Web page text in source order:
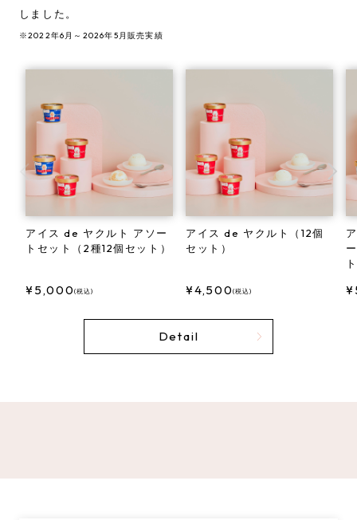
しました。
※2022年6月～2026年5月販売実績
アイス de ヤクルト アソー
トセット（2種12個セット）
5,000(税込)
アイス de ヤクルト（12個
セット）
4,500(税込)
Detail